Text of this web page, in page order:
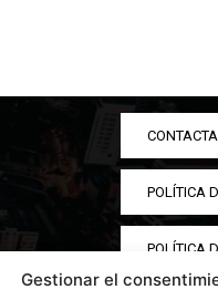
Gestionar el
POLÍTICA
POLÍTICA